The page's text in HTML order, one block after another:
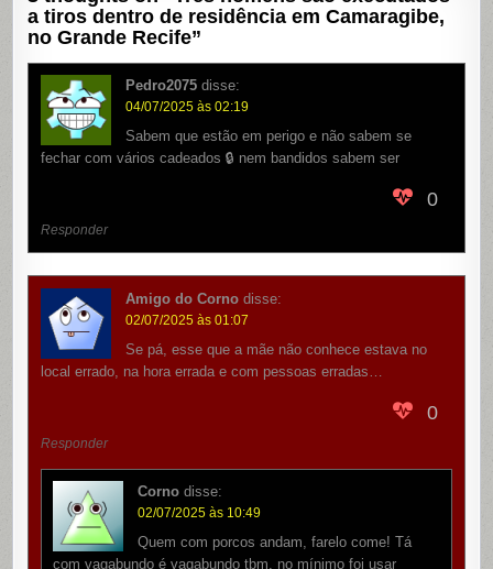
a tiros dentro de residência em Camaragibe,
no Grande Recife”
Pedro2075 disse:
04/07/2025 às 02:19
Sabem que estão em perigo e não sabem se
fechar com vários cadeados 🔒 nem bandidos sabem ser
0
Responder
Amigo do Corno disse:
02/07/2025 às 01:07
Se pá, esse que a mãe não conhece estava no
local errado, na hora errada e com pessoas erradas…
0
Responder
Corno disse:
02/07/2025 às 10:49
Quem com porcos andam, farelo come! Tá
com vagabundo é vagabundo tbm, no mínimo foi usar